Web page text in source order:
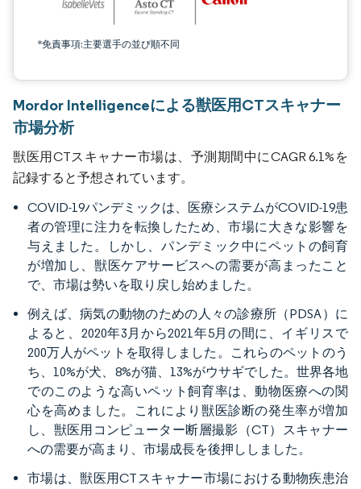
*免責事項:主要選手の並び順不同
Mordor Intelligenceによる獣医用CTスキャナー
市場分析
獣医用CTスキャナー市場は、予測期間中にCAGR 6.1%を
記録すると予想されています。
COVID-19パンデミックは、医療システムがCOVID-19患
者の管理に注力を転換したため、市場に大きな影響を
与えました。しかし、パンデミック中にペットの飼育
が増加し、獣医ケアサービスへの需要が高まったこと
で、市場は勢いを取り戻し始めました。
例えば、病気の動物のための人々の診療所（PDSA）に
よると、2020年3月から2021年5月の間に、イギリスで
200万人がペットを取得しました。これらのペットのう
ち、10%が犬、8%が猫、13%がウサギでした。世界各地
でのこのような高いペット飼育率は、動物医療への関
心を高めました。これにより獣医診断の発生率が増加
し、獣医用コンピューター断層撮影（CT）スキャナー
への需要が高まり、市場成長を後押ししました。
市場は、獣医用CTスキャナー市場における動物疾患治